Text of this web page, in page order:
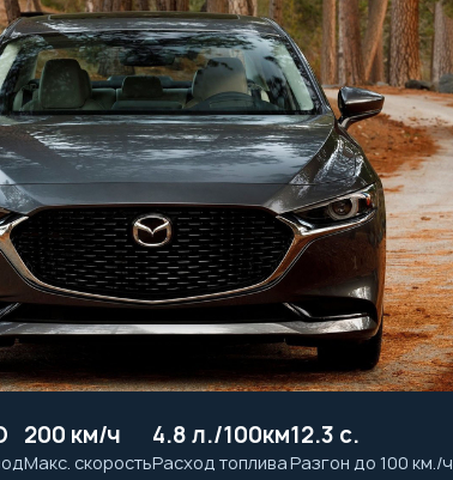
200 км/ч
Макс. скорость
4.8 л./100км
Расход топлива
12.3 с.
Разгон до 100 км./ч.